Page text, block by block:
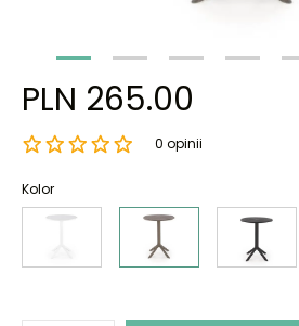
PLN 265.00
0 opinii
Kolor